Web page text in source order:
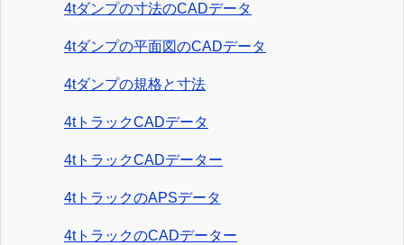
4tダンプの寸法のCADデータ
4tダンプの平面図のCADデータ
4tダンプの規格と寸法
4tトラックCADデータ
4tトラックCADデーター
4tトラックのAPSデータ
4tトラックのCADデーター